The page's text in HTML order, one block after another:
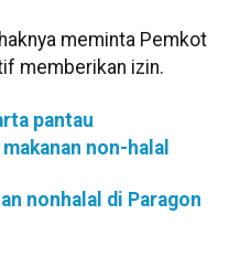
meminta Pemkot
memberikan izin.
pantau
non-halal
nonhalal di Paragon